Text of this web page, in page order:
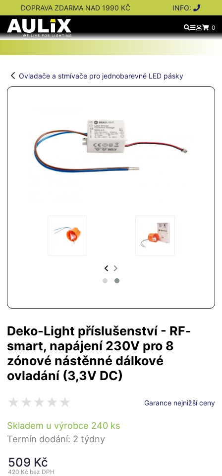
DOPRAVA ZDARMA NAD 1990 KČ INFO:
0
Ovladače a stmívače pro jednobarevné LED pásky
Deko-Light příslušenství - RF-
smart, napájení 230V pro 8
zónové nástěnné dálkové
ovladání (3,3V DC)
Garance nejnižší ceny
Skladem u výrobce 240 ks
Termín dodání: 2 týdny
509 Kč
420 Kč bez DPH